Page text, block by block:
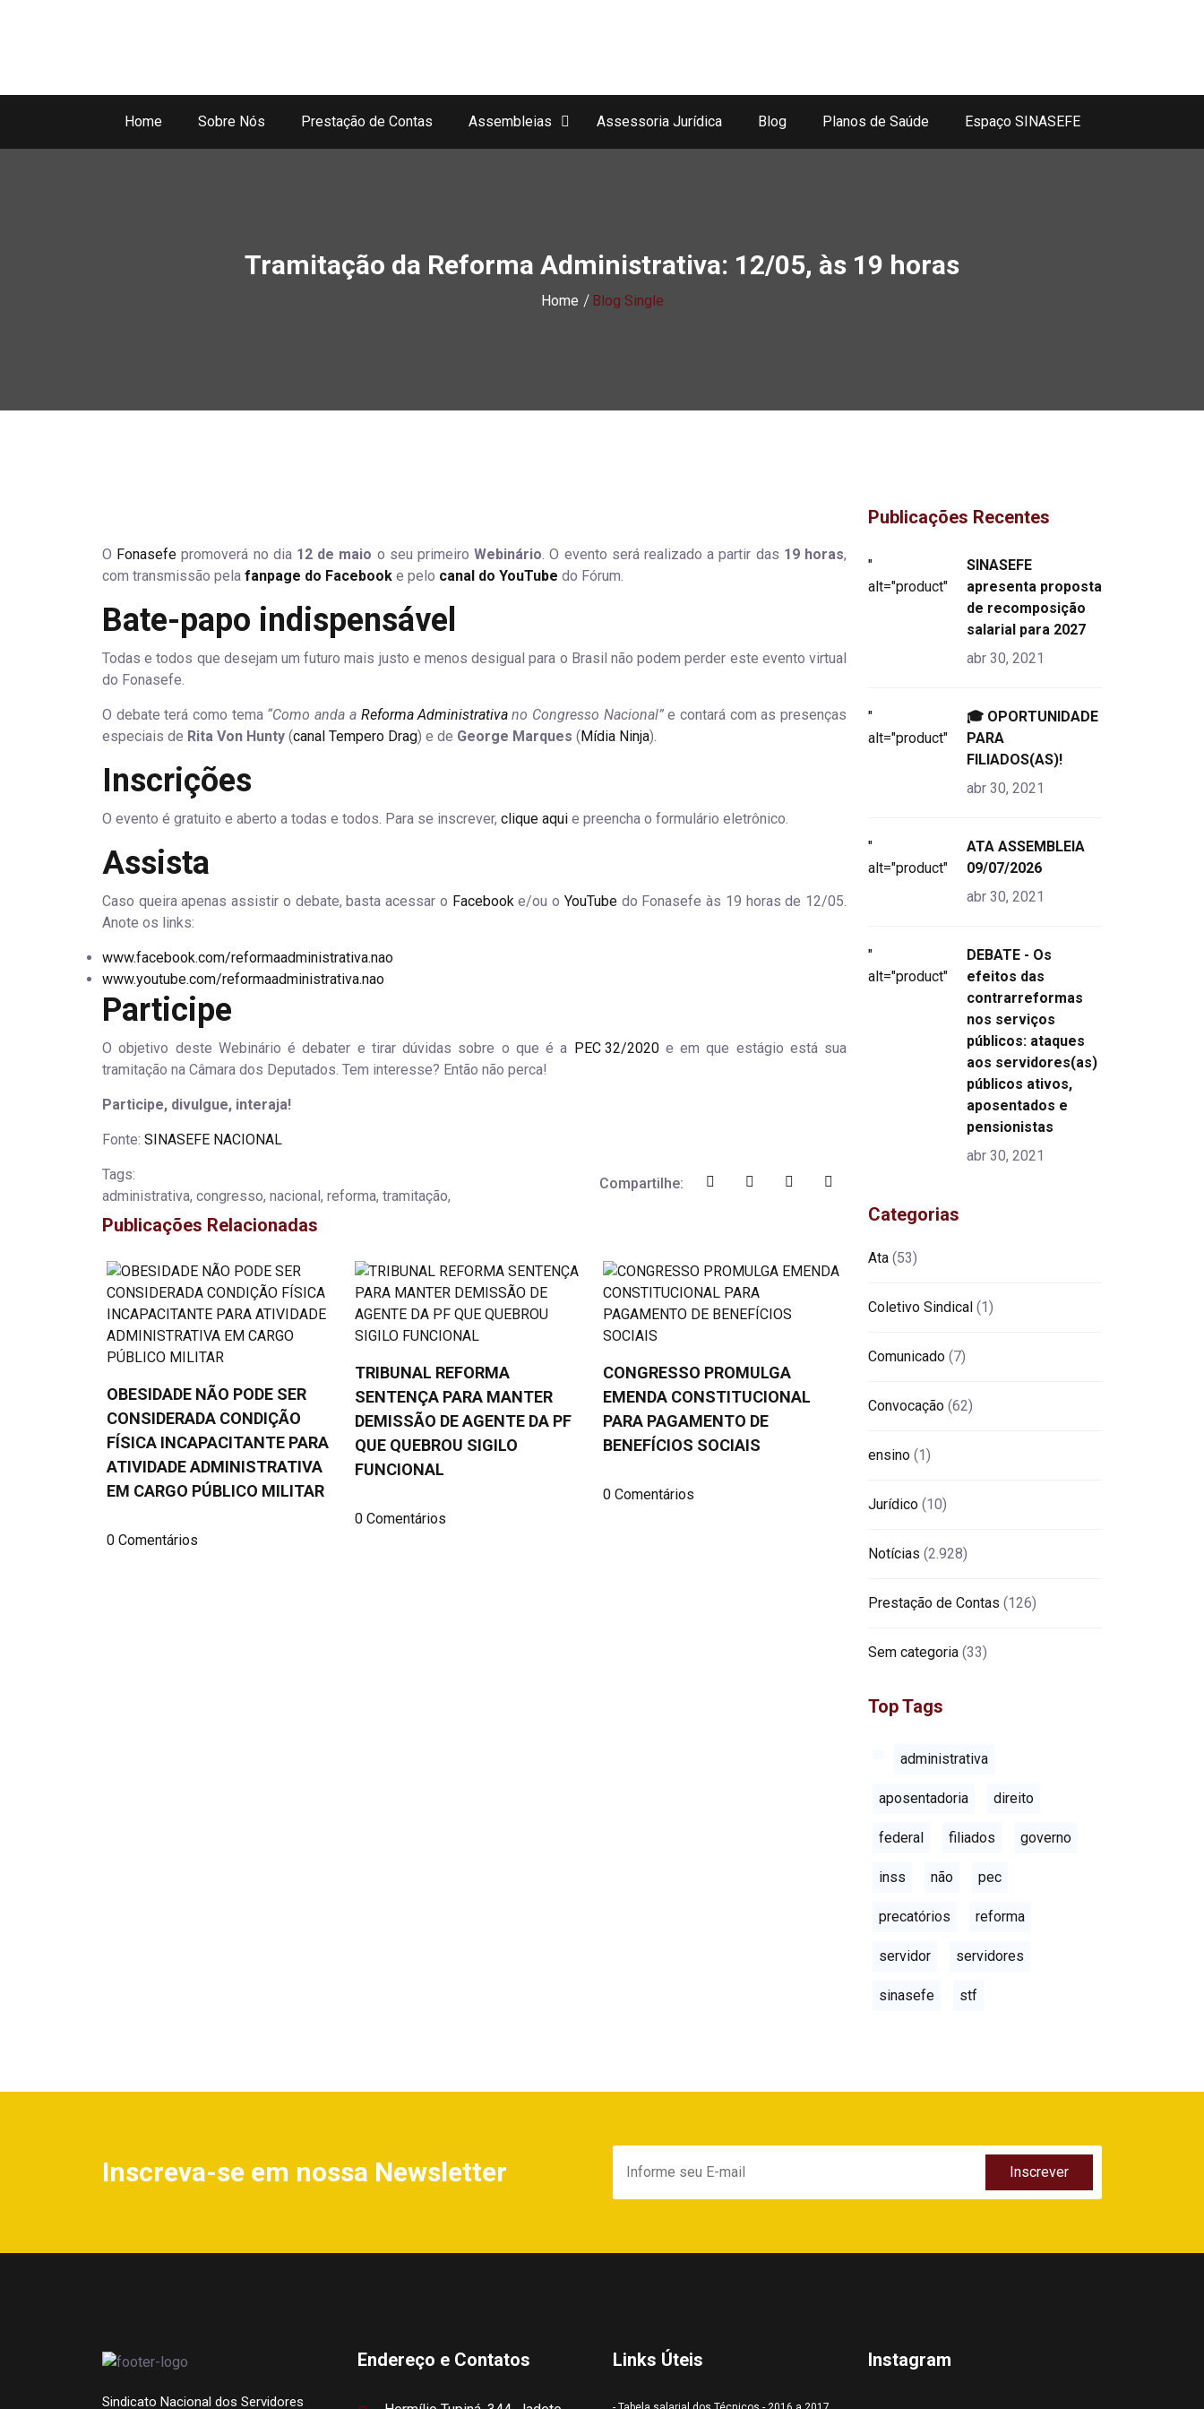
Home Sobre Nós Prestação de Contas Assembleias Assessoria Jurídica Blog Planos de Saúde Espaço SINASEFE
Tramitação da Reforma Administrativa: 12/05, às 19 horas
Home Blog Single
O Fonasefe promoverá no dia 12 de maio o seu primeiroWebinário . O evento será realizado a partir das 19 horas,
com transmissão pela fanpage do Facebook e pelo canal do YouTube do Fórum.
Bate-papo indispensável
Todas e todos que desejam um futuro mais justo e menos desigual para o Brasil não podem perder este evento virtual
do Fonasefe.
O debate terá como tema “Como anda a Reforma Administrativano Congresso Nacional”e contará com as presenças
especiais de Rita Von Hunty (canal Tempero Drag) e de George Marques (Mídia Ninja).
Inscrições
O evento é gratuito e aberto a todas e todos. Para se inscrever, clique aqui e preencha o formulário eletrônico.
Assista
Caso queira apenas assistir o debate, basta acessar o Facebook e/ou o YouTubedo Fonasefe às 19 horas de 12/05.
Anote os links:
www.facebook.com/reformaadministrativa.nao
www.youtube.com/reformaadministrativa.nao
Participe
O objetivo deste Webinário é debater e tirar dúvidas sobre o que é a PEC 32/2020e em que estágio está sua
tramitação na Câmara dos Deputados. Tem interesse? Então não perca!
Participe, divulgue, interaja!
Fonte: SINASEFE NACIONAL
Tags:
administrativa, congresso, nacional, reforma, tramitação,
Compartilhe:
Publicações Relacionadas
OBESIDADE NÃO PODE SER
CONSIDERADA CONDIÇÃO
FÍSICA INCAPACITANTE PARA
ATIVIDADE ADMINISTRATIVA
EM CARGO PÚBLICO MILITAR
0 Comentários
TRIBUNAL REFORMA
SENTENÇA PARA MANTER
DEMISSÃO DE AGENTE DA PF
QUE QUEBROU SIGILO
FUNCIONAL
0 Comentários
CONGRESSO PROMULGA
EMENDA CONSTITUCIONAL
PARA PAGAMENTO DE
BENEFÍCIOS SOCIAIS
0 Comentários
Publicações Recentes
"
alt="product">
SINASEFE
apresenta proposta
de recomposição
salarial para 2027
abr 30, 2021
"
alt="product">
🎓 OPORTUNIDADE
PARA
FILIADOS(AS)!
abr 30, 2021
"
alt="product">
ATA ASSEMBLEIA
09/07/2026
abr 30, 2021
"
alt="product">
DEBATE - Os
efeitos das
contrarreformas
nos serviços
públicos: ataques
aos servidores(as)
públicos ativos,
aposentados e
pensionistas
abr 30, 2021
Categorias
Ata (53)
Coletivo Sindical (1)
Comunicado (7)
Convocação (62)
ensino (1)
Jurídico (10)
Notícias (2.928)
Prestação de Contas (126)
Sem categoria (33)
Top Tags
administrativa
aposentadoria direito
federal filiados governo
inss não pec
precatórios reforma
servidor servidores
sinasefe stf
Inscreva-se em nossa Newsletter
Sindicato Nacional dos Servidores
Endereço e Contatos Links Úteis Instagram